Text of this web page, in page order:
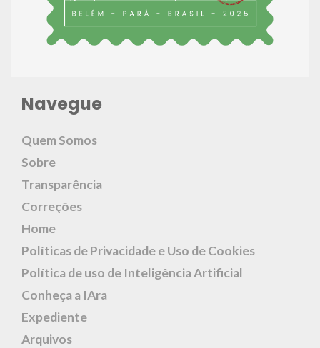
Navegue
Quem Somos
Sobre
Transparência
Correções
Home
Políticas de Privacidade e Uso de Cookies
Política de uso de Inteligência Artificial
Conheça a IAra
Expediente
Arquivos